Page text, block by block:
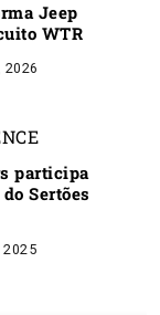
Jeep
WTR
2026
participa
Sertões
2025